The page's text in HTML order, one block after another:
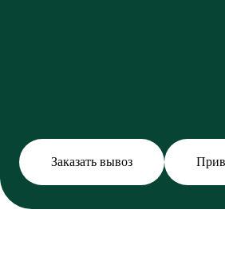
Заказать вывоз